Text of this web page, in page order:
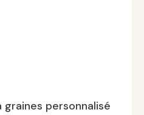
personnalisé